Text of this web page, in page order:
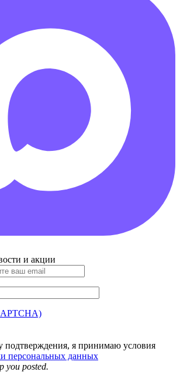
и акции
подтверждения, я принимаю условия
персональных данных
you posted.